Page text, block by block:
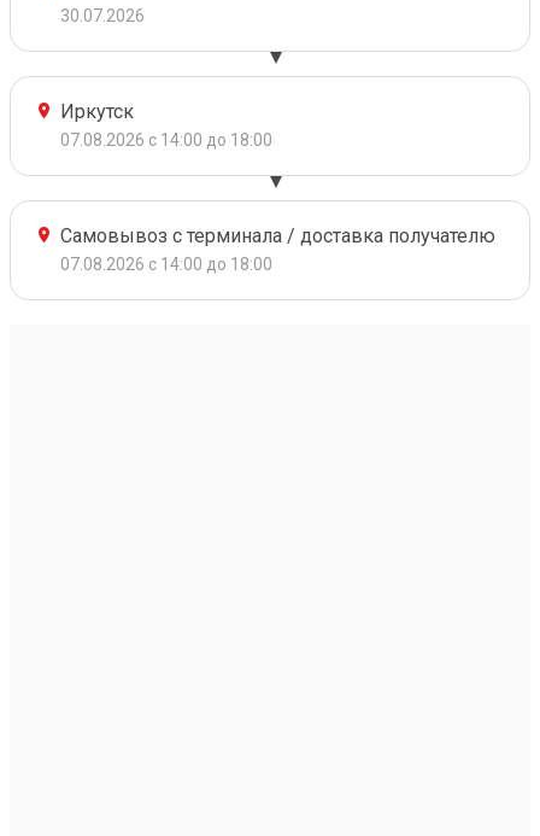
30.07.2026
Иркутск
07.08.2026 с 14:00 до 18:00
Самовывоз с терминала / доставка получателю
07.08.2026 с 14:00 до 18:00